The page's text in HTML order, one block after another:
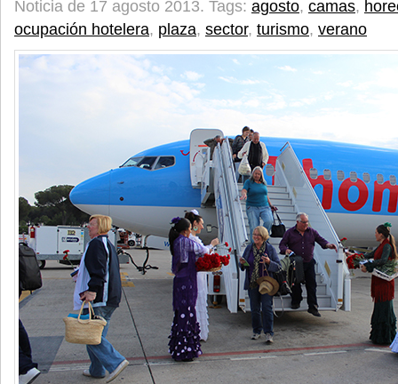
Noticia de 17 agosto 2013. Tags: agosto, camas,
ocupación hotelera, plaza, sector, turismo, verano